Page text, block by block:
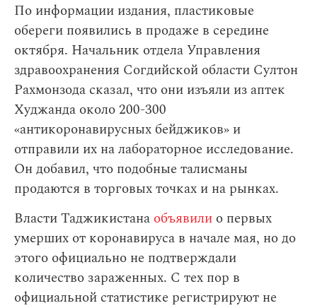
По информации издания, пластиковые
обереги появились в продаже в середине
октября. Начальник отдела Управления
здравоохранения Согдийской области Султон
Рахмонзода сказал, что они изъяли из аптек
Худжанда около 200-300
«антикоронавирусных бейджиков» и
отправили их на лабораторное исследование.
Он добавил, что подобные талисманы
продаются в торговых точках и на рынках.
Власти Таджикистана объявили о первых
умерших от коронавируса в начале мая, но до
этого официально не подтверждали
количество зараженных. С тех пор в
официальной статистике регистрируют не